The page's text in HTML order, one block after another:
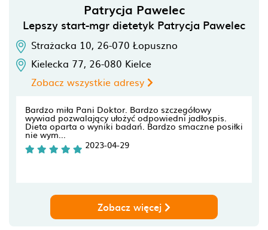
Patrycja Pawelec
Lepszy start-mgr dietetyk Patrycja Pawelec
Strażacka 10, 26-070 Łopuszno
Kielecka 77, 26-080 Kielce
Zobacz wszystkie adresy
Bardzo miła Pani Doktor. Bardzo szczegółowy
wywiad pozwalający ułożyć odpowiedni jadłospis.
Dieta oparta o wyniki badań. Bardzo smaczne posiłki
nie wym...
2023-04-29
Zobacz więcej